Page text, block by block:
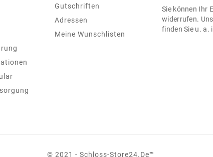
Gutschriften
Adressen
Meine Wunschlisten
Sie können Ihr
widerrufen.
finden Sie u. a.
© 2021 - Schloss-Store24.de™